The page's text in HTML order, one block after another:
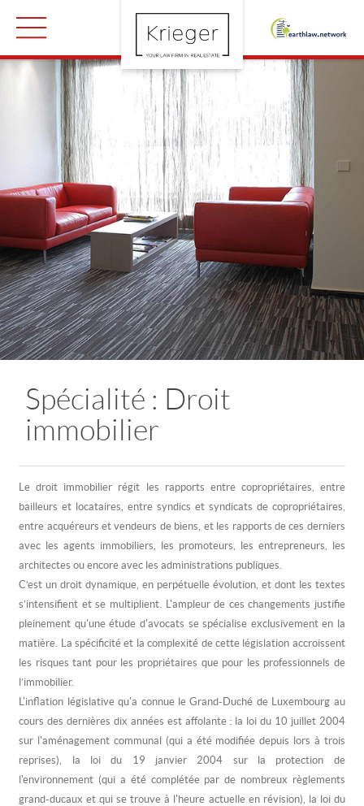
Spécialité : Droit
immobilier
Le droit immobilier régit les rapports entre copropriétaires, entre
bailleurs et locataires, entre syndics et syndicats de copropriétaires,
entre acquéreurs et vendeurs de biens, et les rapports de ces derniers
avec les agents immobiliers, les promoteurs, les entrepreneurs, les
architectes ou encore avec les administrations publiques.
C’est un droit dynamique, en perpétuelle évolution, et dont les textes
s’intensifient et se multiplient. L'ampleur de ces changements justifie
pleinement qu'une étude d'avocats se spécialise exclusivement en la
matière. La spécificité et la complexité de cette législation accroissent
les risques tant pour les propriétaires que pour les professionnels de
l’immobilier.
L'inflation législative qu'a connue le Grand-Duché de Luxembourg au
cours des dernières dix années est affolante : la loi du 10 juillet 2004
sur l'aménagement communal (qui a été modifiée depuis lors à trois
reprises), la loi du 19 janvier 2004 sur la protection de
l'environnement (qui a été complétée par de nombreux règlements
grand-ducaux et qui se trouve à l'heure actuelle en révision), la loi du